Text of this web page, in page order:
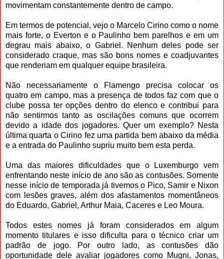
movimentam constantemente dentro de campo.
Em termos de potencial, vejo o Marcelo Cirino como o nome
mais forte, o Everton e o Paulinho bem parelhos e em um
degrau mais abaixo, o Gabriel. Nenhum deles pode ser
considerado craque, mas são bons nomes e coadjuvantes
que renderiam em qualquer equipe brasileira.
Não necessariamente o Flamengo precisa colocar os
quatro em campo, mas a presença de todos faz com que o
clube possa ter opções dentro do elenco e contribui para
não sentirmos tanto as oscilações comuns que ocorrem
devido a idade dos jogadores. Quer um exemplo? Nesta
última quarta o Cirino fez uma partida bem abaixo da média
e a entrada do Paulinho supriu muito bem esta perda.
Uma das maiores dificuldades que o Luxemburgo vem
enfrentando neste início de ano são as contusões. Somente
nesse início de temporada já tivemos o Pico, Samir e Nixon
com lesões graves, além dos afastamentos momentâneos
do Eduardo, Gabriel, Arthur Maia, Caceres e Leo Moura.
Todos estes nomes já foram considerados em algum
momento titulares e isso dificulta para o técnico criar um
padrão de jogo. Por outro lado, as contusões dão
oportunidade dele avaliar jogadores como Mugni, Jonas,